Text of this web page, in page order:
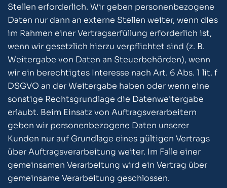
Stellen erforderlich. Wir geben personenbezogene
Daten nur dann an externe Stellen weiter, wenn dies
im Rahmen einer Vertragserfüllung erforderlich ist,
wenn wir gesetzlich hierzu verpflichtet sind (z. B.
Weitergabe von Daten an Steuerbehörden), wenn
wir ein berechtigtes Interesse nach Art. 6 Abs. 1 lit. f
DSGVO an der Weitergabe haben oder wenn eine
sonstige Rechtsgrundlage die Datenweitergabe
erlaubt. Beim Einsatz von Auftragsverarbeitern
geben wir personenbezogene Daten unserer
Kunden nur auf Grundlage eines gültigen Vertrags
über Auftragsverarbeitung weiter. Im Falle einer
gemeinsamen Verarbeitung wird ein Vertrag über
gemeinsame Verarbeitung geschlossen.